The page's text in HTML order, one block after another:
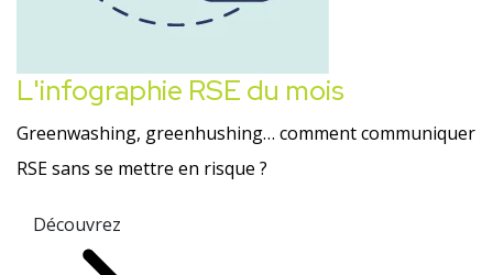
L'infographie RSE du mois
Greenwashing, greenhushing… comment communiquer
RSE sans se mettre en risque ?
Découvrez